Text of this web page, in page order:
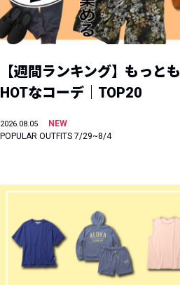
【週間ランキング】もっとも
HOTなコーデ｜TOP20
2026.08.05
NEW
POPULAR OUTFITS 7/29~8/4